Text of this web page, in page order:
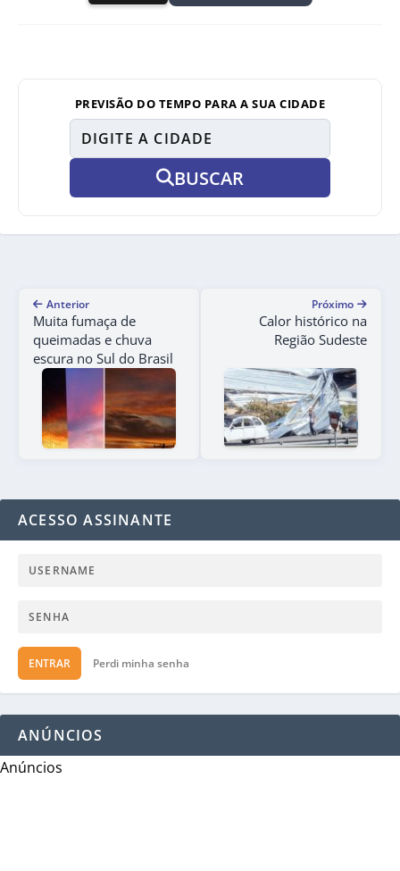
PREVISÃO DO TEMPO PARA A SUA CIDADE
BUSCAR
Anterior
Muita fumaça de
queimadas e chuva
escura no Sul do Brasil
Próximo
Calor histórico na
Região Sudeste
ACESSO ASSINANTE
ENTRAR Perdi minha senha
ANÚNCIOS
Anúncios